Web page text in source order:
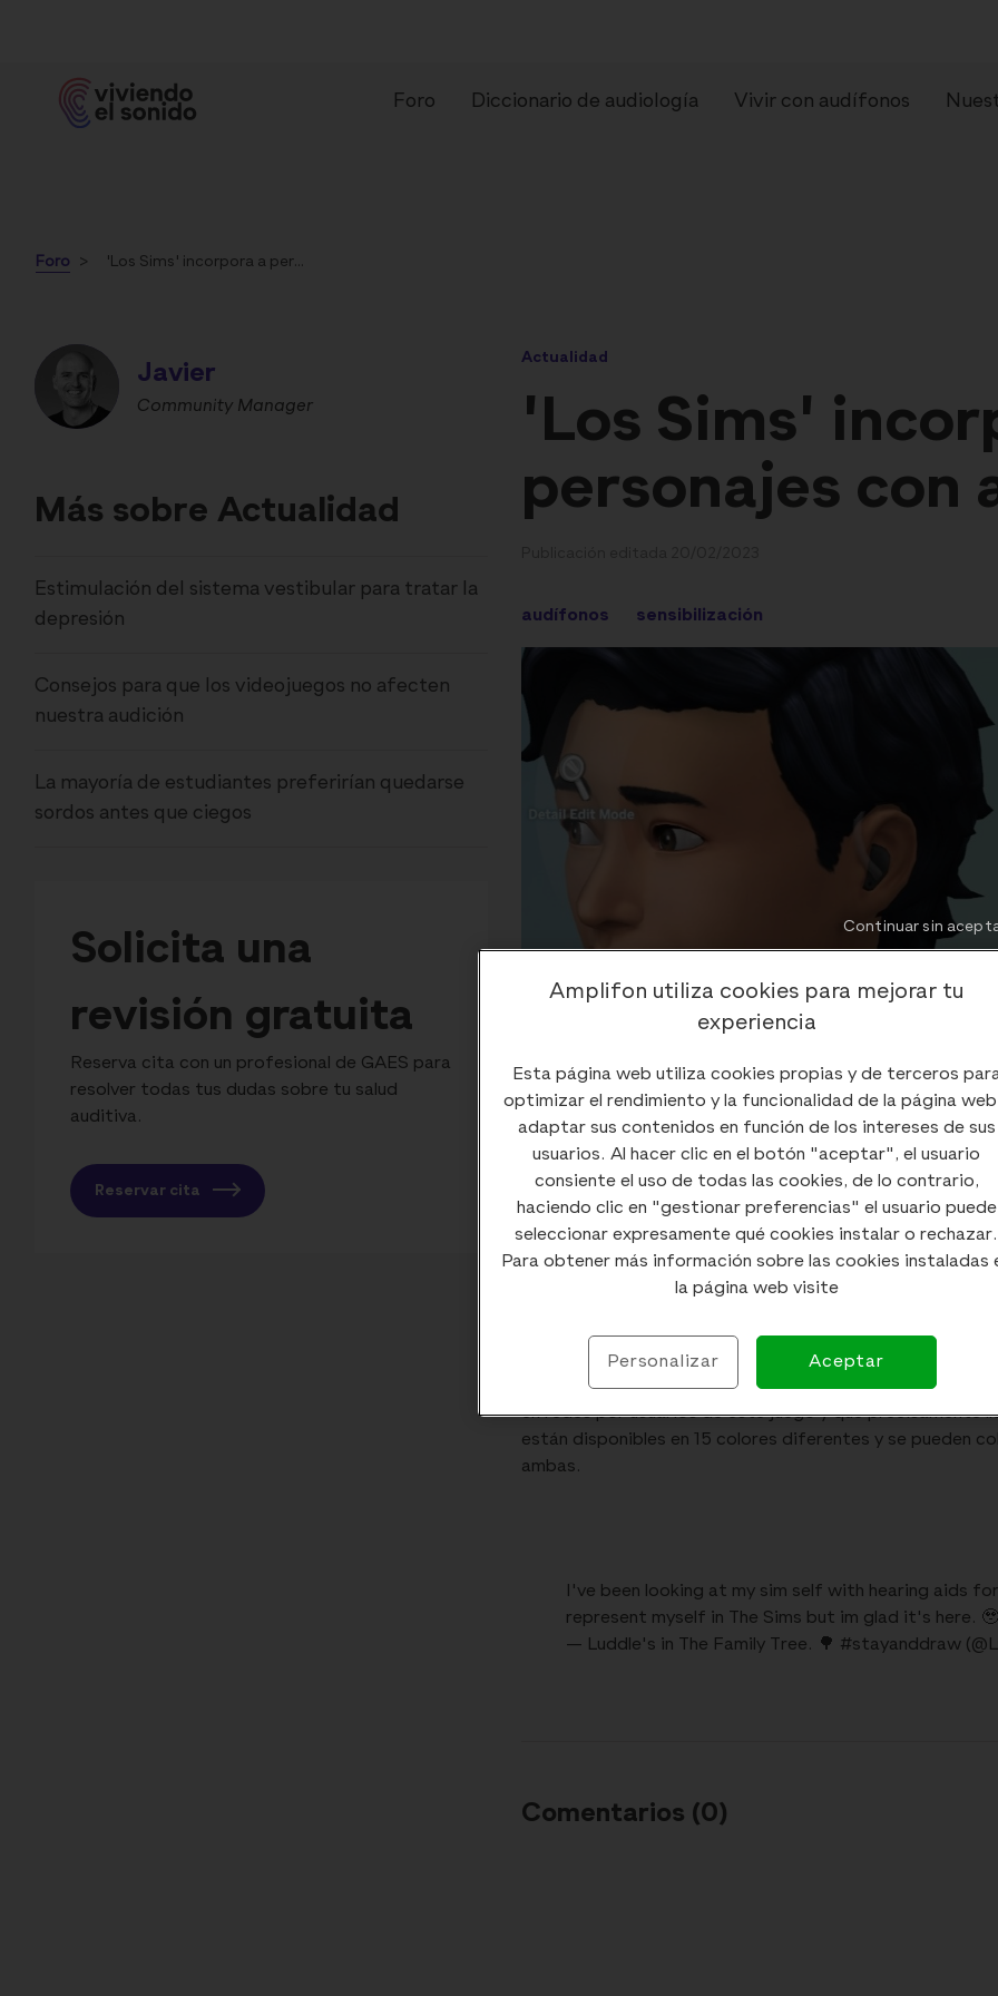
Foro Diccionario de audiología Vivir con audífonos
¿Qué es un audífono?
Foro
Javier
Community Manager
Más sobre Actualidad
Estimulación del sistema vestibular para tratar la
depresión
Consejos para que los videojuegos no afecten
nuestra audición
La mayoría de estudiantes preferirían quedarse
sordos antes que ciegos
Solicita una
revisión gratuita
Reserva cita con un profesional de GAES para
resolver todas tus dudas sobre tu salud
auditiva.
Reservar cita
Actualidad
'Los Sims'
personajes con
audífonos sensibilización
Siempre destacamos en nuestra comunidad cualquier
uso deaudífonos. Igual que llevar gafas es algo habitual
prótesis auditivas. No obstante, en películas, series y
poco a poco, la situación va cambiando. Ya nos hicimos
audífonos . Y ahora es el popular videojuego de'Los Sims'
opciones a la personalización de los personajes, como
auditiva.
Satisfacción de los
La posibilidad de moldear un personaje siguiendo tu
en redes por usuarios de este juego y que precisamente
están disponibles en 15 colores diferentes y se pueden
ambas.
I've been looking at my sim self with hearing aids
represent myself in The Sims but im glad it's here.
— Luddle's in The Family Tree. 🌳 #stayanddraw
Comentarios (0)
Amplifon utiliza cookies para mejorar tu
experiencia
Esta página web utiliza cookies propias y de terceros
optimizar el rendimiento y la funcionalidad de la página
adaptar sus contenidos en función de los intereses de sus
usuarios. Al hacer clic en el botón "aceptar", el usuario
consiente el uso de todas las cookies, de lo contrario,
haciendo clic en "gestionar preferencias" el usuario puede
seleccionar expresamente qué cookies instalar o rechazar.
Para obtener más información sobre las cookies instaladas
la página web visite
Personalizar Aceptar
Continuar sin